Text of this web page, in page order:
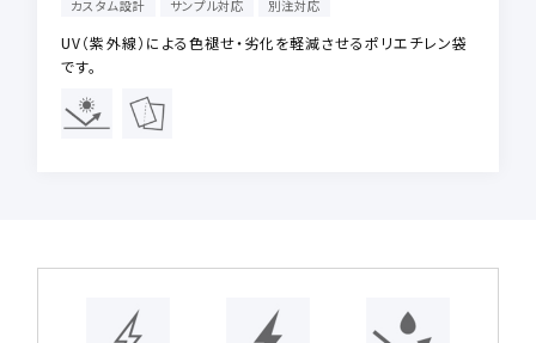
カスタム設計 サンプル対応 別注対応
UV（紫外線）による色褪せ・劣化を軽減させるポリエチレン袋
です。